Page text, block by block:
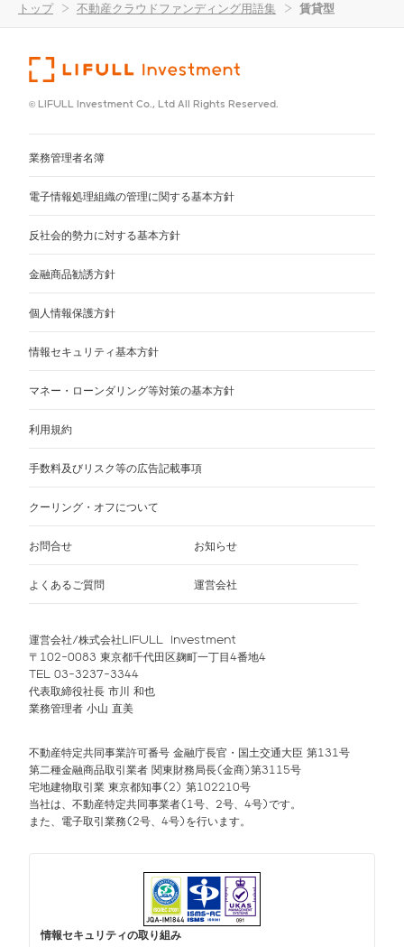
トップ > 不動産クラウドファンディング用語集 > 賃貸型
© LIFULL Investment Co., Ltd All Rights Reserved.
業務管理者名簿
電子情報処理組織の管理に関する基本方針
反社会的勢力に対する基本方針
金融商品勧誘方針
個人情報保護方針
情報セキュリティ基本方針
マネー・ローンダリング等対策の基本方針
利用規約
手数料及びリスク等の広告記載事項
クーリング・オフについて
お問合せ お知らせ
よくあるご質問 運営会社
運営会社/株式会社LIFULL Investment
〒102-0083 東京都千代田区麹町一丁目4番地4
TEL 03-3237-3344
代表取締役社長 市川 和也
業務管理者 小山 直美
不動産特定共同事業許可番号 金融庁長官・国土交通大臣 第131号
第二種金融商品取引業者 関東財務局長(金商)第3115号
宅地建物取引業 東京都知事(2) 第102210号
当社は、不動産特定共同事業者(1号、2号、4号)です。
また、電子取引業務(2号、4号)を行います。
情報セキュリティの取り組み